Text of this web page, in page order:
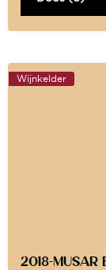
Wijnkelder
2018-MUSAR